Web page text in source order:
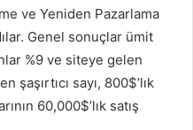
ve Yeniden Pazarlama
Genel sonuçlar ümit
%9 ve siteye gelen
şaşırtıcı sayı, 800$’lık
60,000$’lık satış